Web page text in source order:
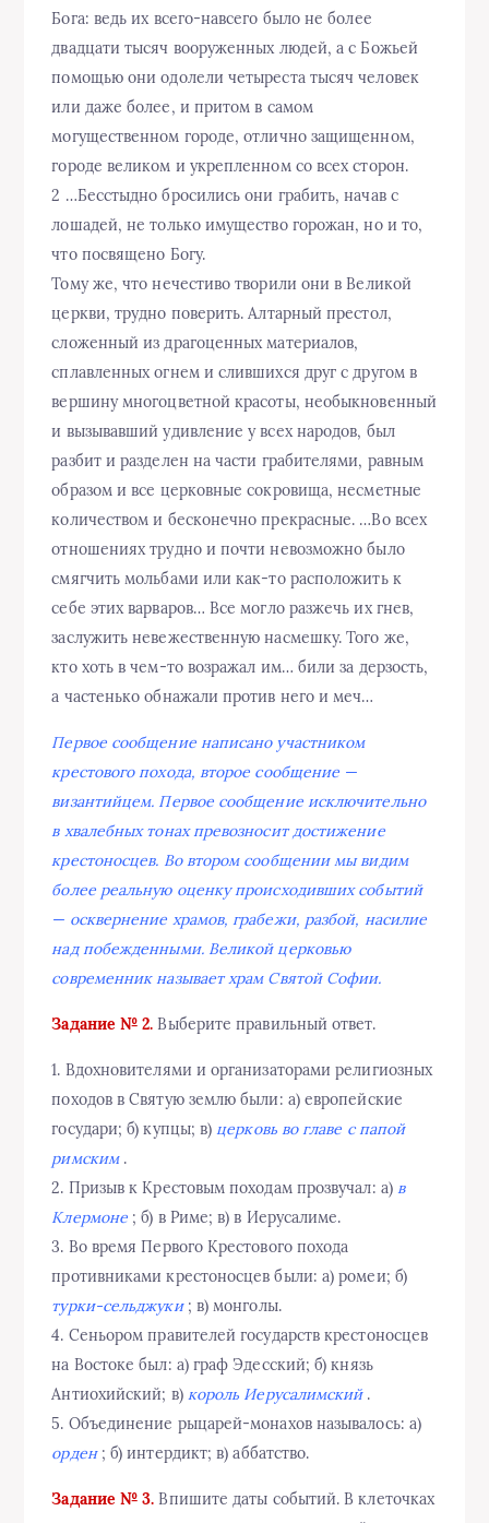
Бога: ведь их всего-навсего было не более
двадцати тысяч вооруженных людей, а с Божьей
помощью они одолели четыреста тысяч человек
или даже более, и притом в самом
могущественном городе, отлично защищенном,
городе великом и укрепленном со всех сторон.
2 …Бесстыдно бросились они грабить, начав с
лошадей, не только имущество горожан, но и то,
что посвящено Богу.
Тому же, что нечестиво творили они в Великой
церкви, трудно поверить. Алтарный престол,
сложенный из драгоценных материалов,
сплавленных огнем и слившихся друг с другом в
вершину многоцветной красоты, необыкновенный
и вызывавший удивление у всех народов, был
разбит и разделен на части грабителями, равным
образом и все церковные сокровища, несметные
количеством и бесконечно прекрасные. …Во всех
отношениях трудно и почти невозможно было
смягчить мольбами или как-то расположить к
себе этих варваров… Все могло разжечь их гнев,
заслужить невежественную насмешку. Того же,
кто хоть в чем-то возражал им… били за дерзость,
а частенько обнажали против него и меч…
Первое сообщение написано участником
крестового похода, второе сообщение —
византийцем. Первое сообщение исключительно
в хвалебных тонах превозносит достижение
крестоносцев. Во втором сообщении мы видим
более реальную оценку происходивших событий
— осквернение храмов, грабежи, разбой, насилие
над побежденными. Великой церковью
современник называет храм Святой Софии.
Задание № 2. Выберите правильный ответ.
1. Вдохновителями и организаторами религиозных
походов в Святую землю были: а) европейские
государи; б) купцы; в)церковь во главе с папой
римским .
2. Призыв к Крестовым походам прозвучал: а) в
Клермоне ; б) в Риме; в) в Иерусалиме.
3. Во время Первого Крестового похода
противниками крестоносцев были: а) ромеи; б)
турки-сельджуки ; в) монголы.
4. Сеньором правителей государств крестоносцев
на Востоке был: а) граф Эдесский; б) князь
Антиохийский; в) король Иерусалимский .
5. Объединение рыцарей-монахов называлось: а)
орден ; б) интердикт; в) аббатство.
Задание № 3. Впишите даты событий. В клеточках